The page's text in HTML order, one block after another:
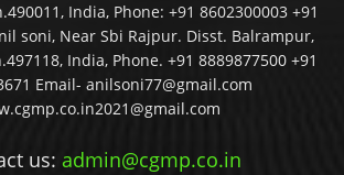
India, Phone: +91 8602300003 +91
soni, Near Sbi Rajpur. Disst. Balrampur,
India, Phone. +91 8889877500 +91
Email- anilsoni77@gmail.com
us: admin@cgmp.co.in